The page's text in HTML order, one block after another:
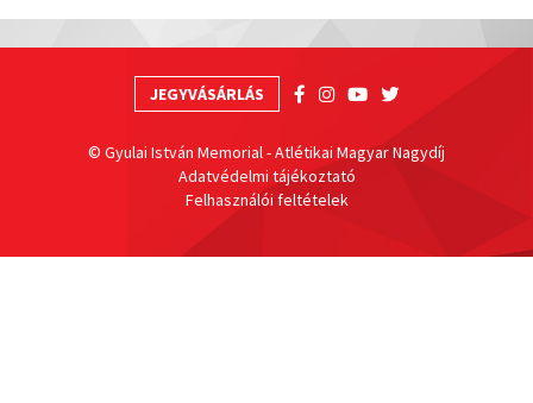
JEGYVÁSÁRLÁS
© Gyulai István Memorial - Atlétikai Magyar Nagydíj
Adatvédelmi tájékoztató
Felhasználói feltételek